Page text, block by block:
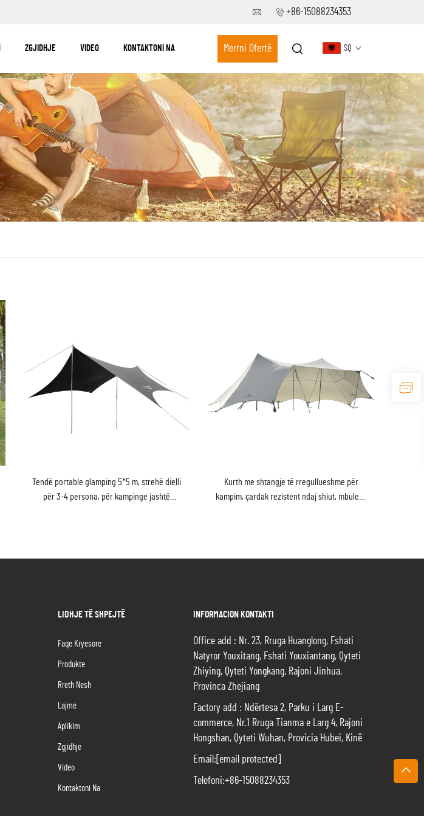
+86-15088234353
ZGJIDHJE VIDEO KONTAKTONI NA Merrni Ofertë SQ
Tendë portable glamping 5*5 m, strehë dielli
për 3-4 persona, për kampinge jashtë
Kurth me shtangje të rregullueshme për
kampim, çardak rezistent ndaj shiut, mbulesë
LIDHJE TË SHPEJTË
Faqe Kryesore
Produkte
Rreth Nesh
Lajme
Aplikim
Zgjidhje
Video
Kontaktoni Na
INFORMACION KONTAKTI
Office add : Nr. 23, Rruga Huanglong, Fshati
Natyror Youxitang, Fshati Youxiantang, Qyteti
Zhiying, Qyteti Yongkang, Rajoni Jinhua,
Provinca Zhejiang
Factory add : Ndërtesa 2, Parku i Larg E-
commerce, Nr.1 Rruga Tianma e Larg 4, Rajoni
Hongshan, Qyteti Wuhan, Provicia Hubei, Kinë
Email: [email protected]
Telefoni:+86-15088234353